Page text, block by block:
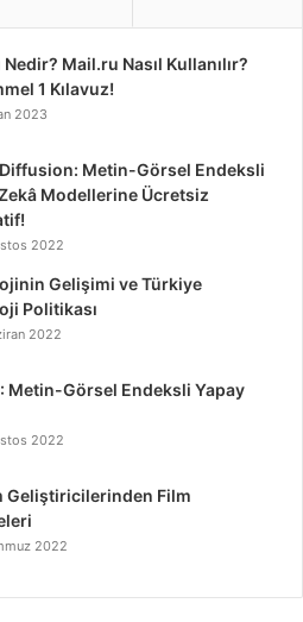
Mail.ru Nasıl Kullanılır?
1 Kılavuz!
2023
Metin-Görsel Endeksli
Modellerine Ücretsiz
2022
Gelişimi ve Türkiye
Politikası
2022
Metin-Görsel Endeksli Yapay
2022
Geliştiricilerinden Film
2022